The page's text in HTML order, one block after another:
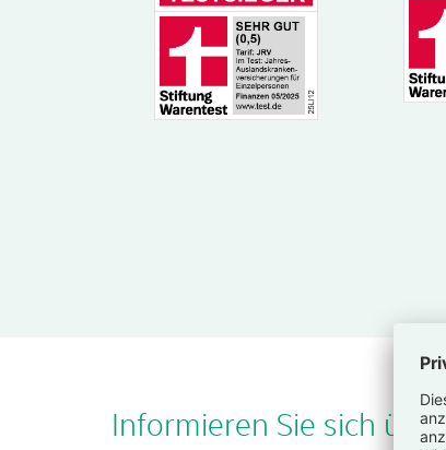
Infor­mieren Sie sich